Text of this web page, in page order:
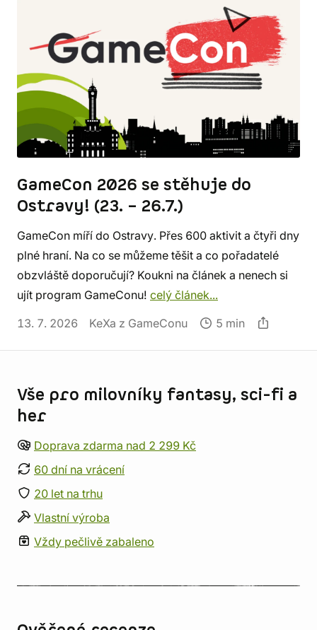
GameCon 2026 se stěhuje do
Ostravy! (23. – 26.7.)
GameCon míří do Ostravy. Přes 600 aktivit a čtyři dny
plné hraní. Na co se můžeme těšit a co pořadatelé
obzvláště doporučují? Koukni na článek a nenech si
ujít program GameConu! celý článek...
13. 7. 2026
KeXa z GameConu 5 min
Vše pro milovníky fantasy, sci-fi a
her
Doprava zdarma nad 2 299 Kč
60 dní na vrácení
20 let na trhu
Vlastní výroba
Vždy pečlivě zabaleno